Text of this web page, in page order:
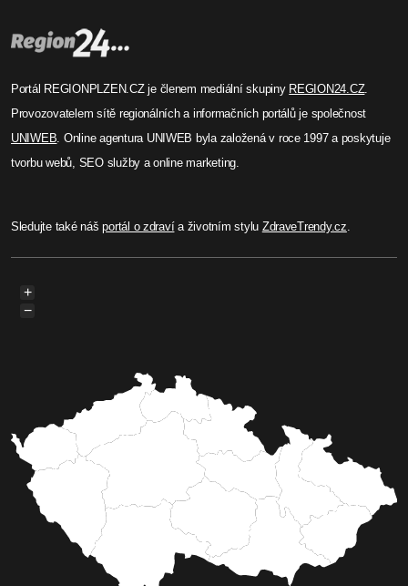
Portál REGIONPLZEN.CZ je členem mediální skupiny REGION24.CZ.
Provozovatelem sítě regionálních a informačních portálů je společnost
UNIWEB. Online agentura UNIWEB byla založená v roce 1997 a poskytuje
tvorbu webů, SEO služby a online marketing.
Sledujte také nášportál o zdravía životním stylu ZdraveTrendy.cz.
+
−